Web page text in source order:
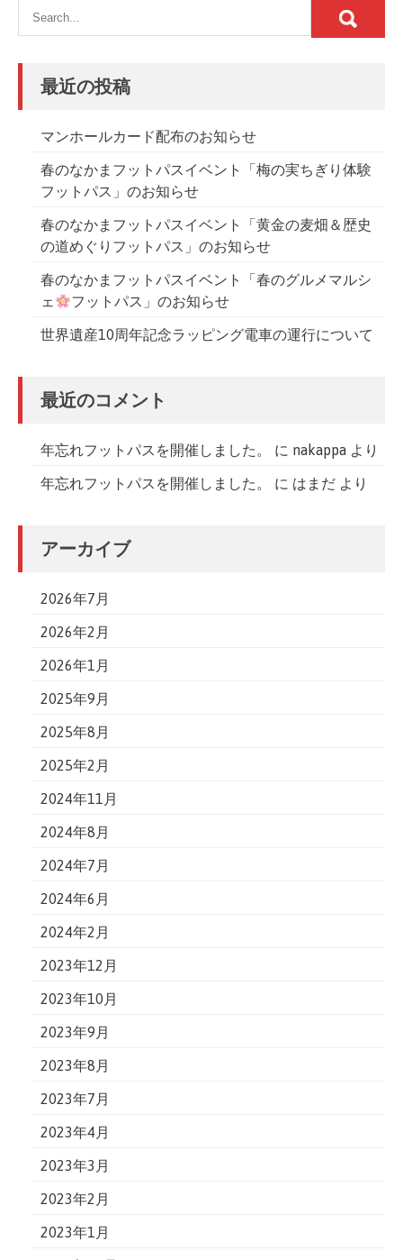
ナ
ビ
ゲ
ー
ン
最近の投稿
マンホールカード配布のお知らせ
春のなかまフットパスイベント「梅の実ちぎり体験
フットパス」のお知らせ
春のなかまフットパスイベント「黄金の麦畑＆歴史
の道めぐりフットパス」のお知らせ
春のなかまフットパスイベント「春のグルメマルシ
ェ
フットパス」のお知らせ
世界遺産10周年記念ラッピング電車の運行について
最近のコメント
年忘れフットパスを開催しました。 に nakappa より
年忘れフットパスを開催しました。 に はまだ より
アーカイブ
2026年7月
2026年2月
2026年1月
2025年9月
2025年8月
2025年2月
2024年11月
2024年8月
2024年7月
2024年6月
2024年2月
2023年12月
2023年10月
2023年9月
2023年8月
2023年7月
2023年4月
2023年3月
2023年2月
2023年1月